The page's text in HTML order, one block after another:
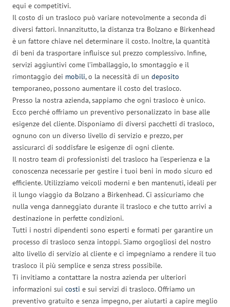
equi e competitivi.
Il costo di un trasloco può variare notevolmente a seconda di
diversi fattori. Innanzitutto, la distanza tra Bolzano e Birkenhead
è un fattore chiave nel determinare il costo. Inoltre, la quantità
di beni da trasportare influisce sul prezzo complessivo. Infine,
servizi aggiuntivi come l’imballaggio, lo smontaggio e il
rimontaggio dei mobili, o la necessità di un deposito
temporaneo, possono aumentare il costo del trasloco.
Presso la nostra azienda, sappiamo che ogni trasloco è unico.
Ecco perché offriamo un preventivo personalizzato in base alle
esigenze del cliente. Disponiamo di diversi pacchetti di trasloco,
ognuno con un diverso livello di servizio e prezzo, per
assicurarci di soddisfare le esigenze di ogni cliente.
Il nostro team di professionisti del trasloco ha l’esperienza e la
conoscenza necessarie per gestire i tuoi beni in modo sicuro ed
efficiente. Utilizziamo veicoli moderni e ben mantenuti, ideali per
il lungo viaggio da Bolzano a Birkenhead. Ci assicuriamo che
nulla venga danneggiato durante il trasloco e che tutto arrivi a
destinazione in perfette condizioni.
Tutti i nostri dipendenti sono esperti e formati per garantire un
processo di trasloco senza intoppi. Siamo orgogliosi del nostro
alto livello di servizio al cliente e ci impegniamo a rendere il tuo
trasloco il più semplice e senza stress possibile.
Ti invitiamo a contattare la nostra azienda per ulteriori
informazioni sui costi e sui servizi di trasloco. Offriamo un
preventivo gratuito e senza impegno, per aiutarti a capire meglio